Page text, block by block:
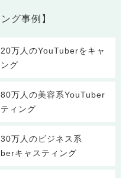
グ事例】
万人のYouTuberをキャ
グ
万人の美容系YouTuber
ィング
万人のビジネス系
キャスティング